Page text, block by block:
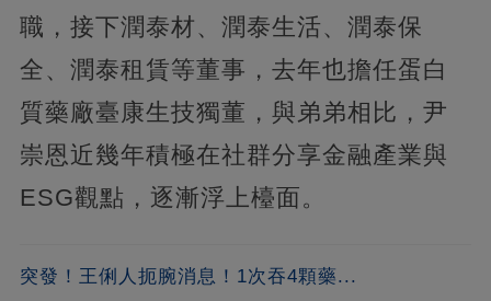
職，接下潤泰材、潤泰生活、潤泰保
全、潤泰租賃等董事，去年也擔任蛋白
質藥廠臺康生技獨董，與弟弟相比，尹
崇恩近幾年積極在社群分享金融產業與
ESG觀點，逐漸浮上檯面。
突發！王俐人扼腕消息！1次吞4顆藥...